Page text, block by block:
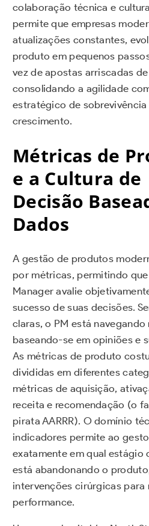
colaboração técnica e
permite que empresas
atualizações constantes,
produto em pequenos
vez de apostas arriscadas
consolidando a agilidade
estratégico de sobrevivência
crescimento.
Métricas de
e a Cultura de
Decisão
Dados
A gestão de produtos
por métricas, permitindo
Manager avalie
sucesso de suas decisões.
claras, o PM está navegando
baseando-se em opiniões e
As métricas de produto
divididas em diferentes
métricas de aquisição,
receita e recomendação (o
pirata AARRR). O domínio
indicadores permite ao
exatamente em qual estágio
está abandonando o
intervenções cirúrgicas para
performance.